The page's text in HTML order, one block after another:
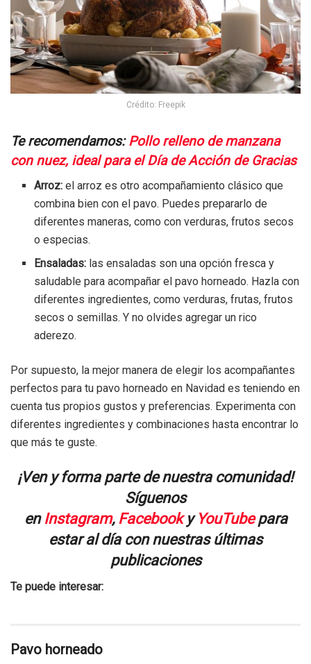
Crédito: Freepik
Te recomendamos:Pollo relleno de manzana
con nuez, ideal para el Día de Acción de Gracias
Arroz: el arroz es otro acompañamiento clásico que
combina bien con el pavo. Puedes prepararlo de
diferentes maneras, como con verduras, frutos secos
o especias.
Ensaladas: las ensaladas son una opción fresca y
saludable para acompañar el pavo horneado. Hazla con
diferentes ingredientes, como verduras, frutas, frutos
secos o semillas. Y no olvides agregar un rico
aderezo.
Por supuesto, la mejor manera de elegir los acompañantes
perfectos para tu pavo horneado en Navidad es teniendo en
cuenta tus propios gustos y preferencias. Experimenta con
diferentes ingredientes y combinaciones hasta encontrar lo
que más te guste.
¡Ven y forma parte de nuestra comunidad!
Síguenos
en Instagram, Facebooky YouTubepara
estar al día con nuestras últimas
publicaciones
Te puede interesar:
Pavo horneado